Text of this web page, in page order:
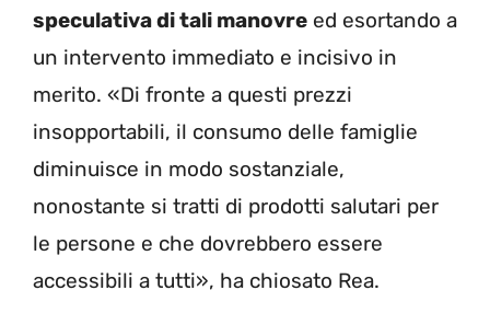
speculativa di tali manovre ed esortando a
un intervento immediato e incisivo in
merito. «Di fronte a questi prezzi
insopportabili, il consumo delle famiglie
diminuisce in modo sostanziale,
nonostante si tratti di prodotti salutari per
le persone e che dovrebbero essere
accessibili a tutti», ha chiosato Rea.